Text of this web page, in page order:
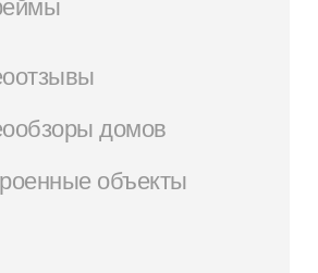
домов
объекты